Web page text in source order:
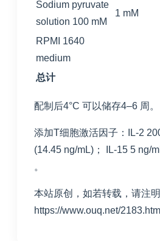
Sodium pyruvate
solution 100 mM
1 mM
RPMI 1640
medium
总计
配制后4°C 可以储存4–6 周。
添加T细胞激活因子：IL-2
(14.45 ng/mL)； IL-15 5 ng/
。
本站原创，如若转载，请注明
https://www.ouq.net/2183.html